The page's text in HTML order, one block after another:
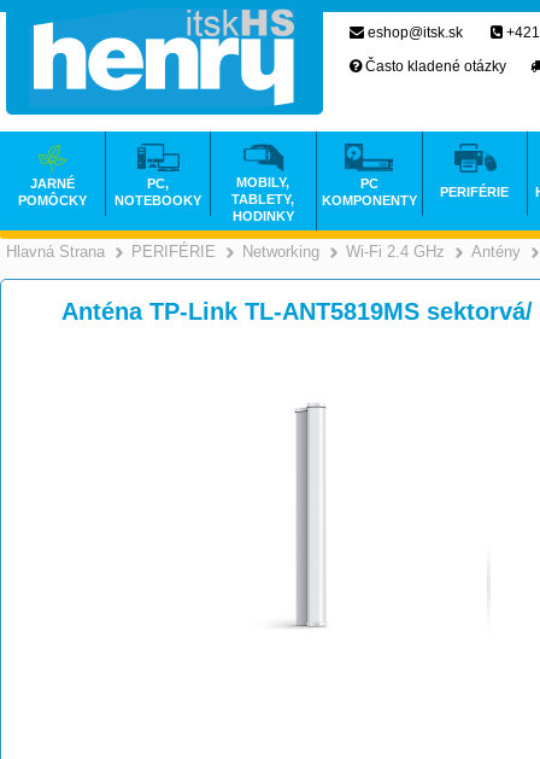
Hlavná Strana >
PERIFÉRIE >
Networking >
Wi-Fi 2.4 GHz Antény
Anténa TP-Link TL-ANT5819MS sektorvá/
eshop@itsk.sk
Často kladené otázky
JARNÉ
POMÔCKY
PC,
NOTEBOOKY
MOBILY,
TABLETY,
HODINKY
PC
KOMPONENTY
PERIFÉRIE